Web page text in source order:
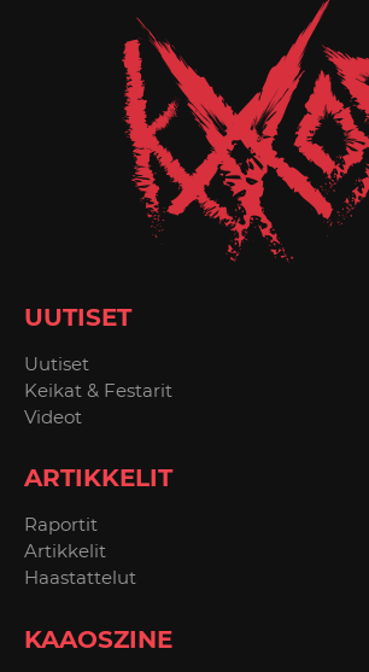
UUTISET
Uutiset
Keikat & Festarit
Videot
ARTIKKELIT
Raportit
Artikkelit
Haastattelut
KAAOSZINE